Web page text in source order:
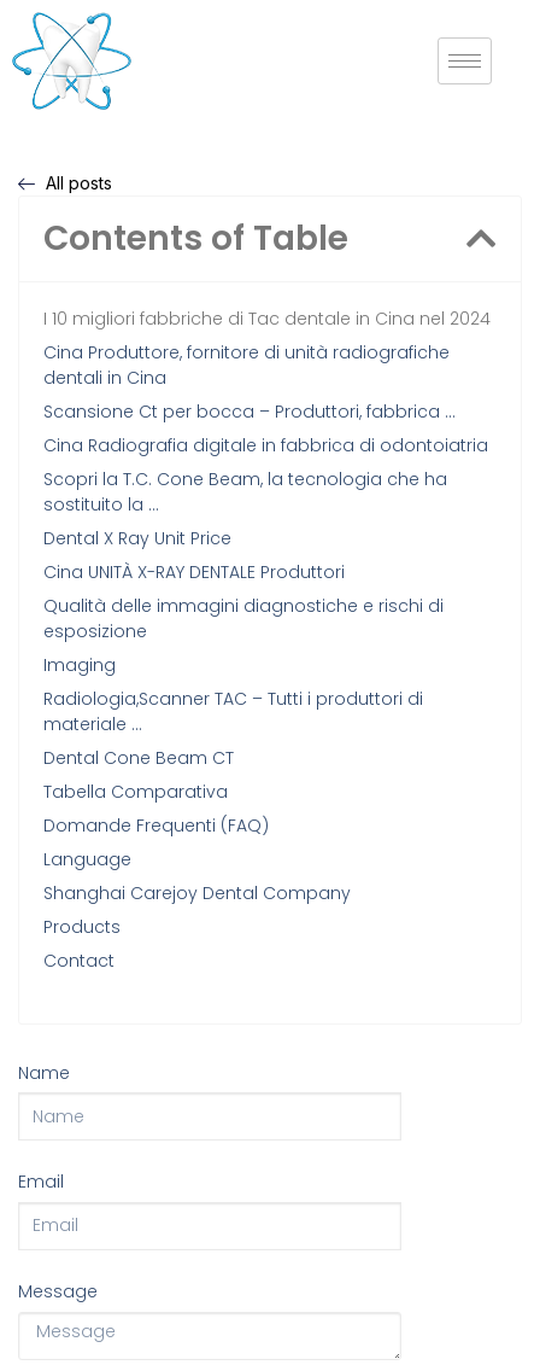
All posts
Contents of Table
I 10 migliori fabbriche di Tac dentale in Cina nel 2024
Cina Produttore, fornitore di unità radiografiche
dentali in Cina
Scansione Ct per bocca – Produttori, fabbrica …
Cina Radiografia digitale in fabbrica di odontoiatria
Scopri la T.C. Cone Beam, la tecnologia che ha
sostituito la …
Dental X Ray Unit Price
Cina UNITÀ X-RAY DENTALE Produttori
Qualità delle immagini diagnostiche e rischi di
esposizione
Imaging
Radiologia,Scanner TAC – Tutti i produttori di
materiale …
Dental Cone Beam CT
Tabella Comparativa
Domande Frequenti (FAQ)
Language
Shanghai Carejoy Dental Company
Products
Contact
Name
Email
Message